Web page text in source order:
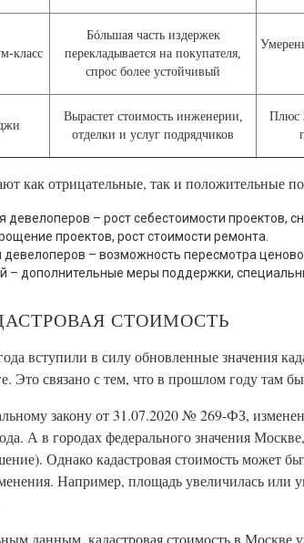
класс
Бóльшая часть издержек
перекладывается на покупателя,
спрос более устойчивый
Вырастет стоимость инженерии,
отделки и услуг подрядчиков
Плюс
как отрицательные, так и положительные
девелоперов – рост себестоимости проектов,
проектов, рост стоимости ремонта.
девелоперов – возможность пересмотра
– дополнительные меры поддержки,
СТОИМОСТЬ
вступили в силу обновленные значения
Это связано с тем, что в прошлом году там
закону от 31.07.2020 № 269-ФЗ,
А в городах федерального значения
Однако кадастровая стоимость может
Например, площадь увеличилась или
данным, кадастровая стоимость в Москве